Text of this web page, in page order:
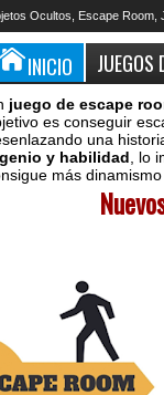
Ocultos, Escape Room,
INICIO JUEGOS
juego de escape
es conseguir
una
y habilidad , lo
más